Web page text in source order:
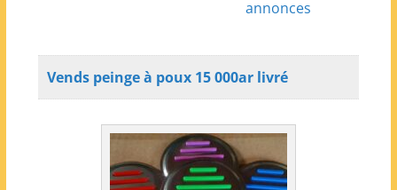
annonces
Vends peinge à poux 15 000ar livré